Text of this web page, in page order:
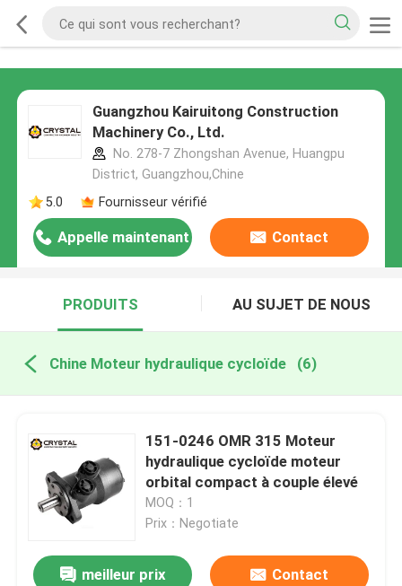
Guangzhou Kairuitong Construction
Machinery Co., Ltd.
No. 278-7 Zhongshan Avenue, Huangpu
District, Guangzhou,Chine
5.0
Fournisseur vérifié
Appelle maintenant Contact
PRODUITS AU SUJET DE NOUS
Chine Moteur hydraulique cycloïde (6)
151-0246 OMR 315 Moteur
hydraulique cycloïde moteur
orbital compact à couple élevé
MOQ：1
Prix：Negotiate
meilleur prix Contact